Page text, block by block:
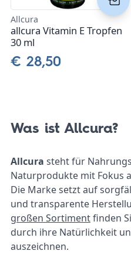
Allcura
allcura Vitamin E Tropfen
30 ml
€ 28,50
Was ist Allcura?
Allcura steht für
Naturprodukte mit Fokus
Die Marke setzt auf
und transparente
großen Sortimentfinden
durch ihre Natürlichkeit
auszeichnen.